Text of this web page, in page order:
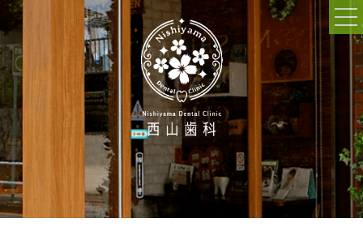
052-703-5225
9:30～12:30/14:00～18:30
休診日:木曜、日曜、祝日
WEB予約